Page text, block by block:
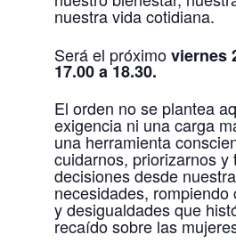
nuestra vida cotidiana.
Será el próximoviernes
17.00 a 18.30.
El orden no se plantea
exigencia ni una carga
una herramienta
cuidarnos, priorizarnos y
decisiones desde
necesidades, rompiendo
y desigualdades que
recaído sobre las